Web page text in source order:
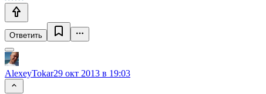
Ответить
AlexeyTokar29 окт 2013 в 19:03